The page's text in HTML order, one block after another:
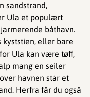
sandstrand,
Ula et populært
båthavn.
kyststien, eller bare
Ula kan være tøff,
mang en seiler
havnen står et
Herfra får du også